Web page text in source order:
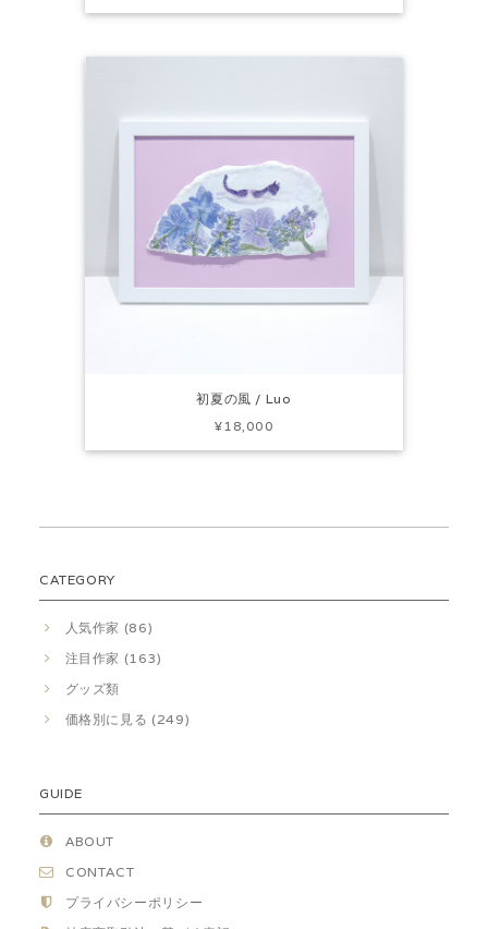
初夏の風 / Luo
¥18,000
CATEGORY
人気作家 (86)
注目作家 (163)
グッズ類
価格別に見る (249)
GUIDE
ABOUT
CONTACT
プライバシーポリシー